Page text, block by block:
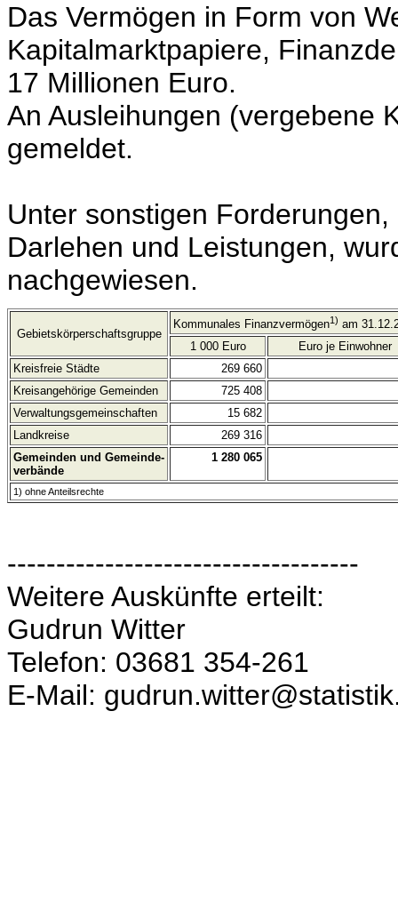
Das Vermögen in Form von
Kapitalmarktpapiere,
17 Millionen Euro.
An Ausleihungen (vergebene
gemeldet.
Unter sonstigen
Darlehen und Leistungen,
nachgewiesen.
Gebietskörperschaftsgruppe
Kommunales Finanzvermögen1) am
1 000 Euro
Euro je Einwohner
Kreisfreie Städte
269 660
Kreisangehörige Gemeinden
725 408
Verwaltungsgemeinschaften
15 682
Landkreise
269 316
Gemeinden und Gemeinde-
verbände
1 280 065
1) ohne Anteilsrechte
------------------------------------
Weitere Auskünfte erteilt:
Gudrun Witter
Telefon: 03681 354-261
E-Mail: